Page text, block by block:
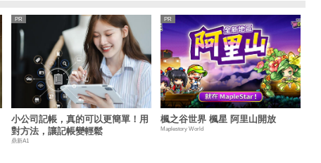
小公司記帳，真的可以更簡單！用
對方法，讓記帳變輕鬆
鼎新A1
楓之谷世界 楓星 阿里山開放
Maplestory World